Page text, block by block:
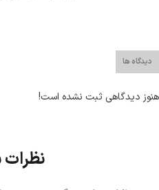
دیدگاه ها
هنوز دیدگاهی ثبت نشده است!